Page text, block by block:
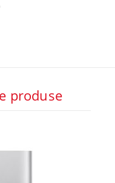
produse